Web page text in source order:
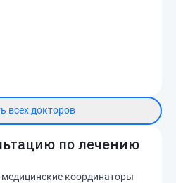
всех докторов
по лечению
координаторы